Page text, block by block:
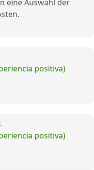
eine Auswahl der
positiva)
positiva)